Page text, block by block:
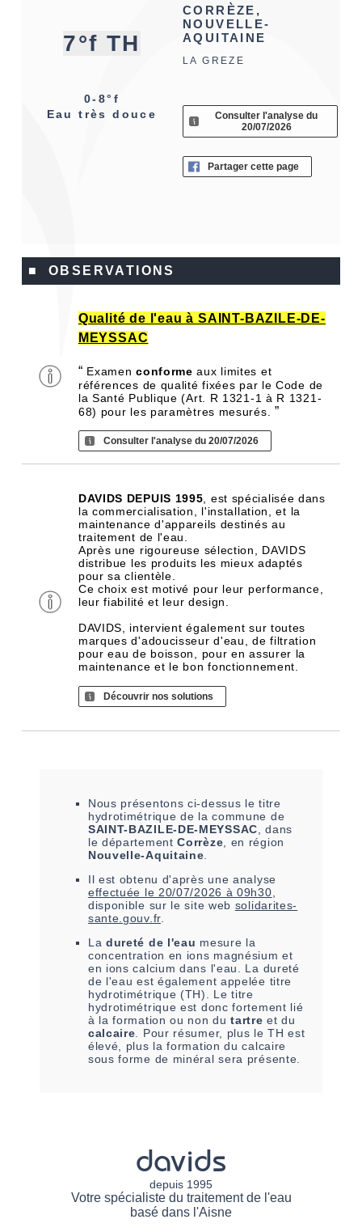
7°f TH
0-8°f
Eau très douce
CORRÈZE,
NOUVELLE-
AQUITAINE
LA GREZE
Consulter l'analyse du
20/07/2026
Partager cette page
■ OBSERVATIONS
Qualité de l'eau à SAINT-BAZILE-DE-
MEYSSAC
“ Examenconforme aux limites et
références de qualité fixées par le Code de
la Santé Publique (Art. R 1321-1 à R 1321-
68) pour les paramètres mesurés. ”
Consulter l'analyse du 20/07/2026
DAVIDS DEPUIS 1995 , est spécialisée dans
la commercialisation, l'installation, et la
maintenance d'appareils destinés au
traitement de l'eau.
Après une rigoureuse sélection, DAVIDS
distribue les produits les mieux adaptés
pour sa clientèle.
Ce choix est motivé pour leur performance,
leur fiabilité et leur design.
DAVIDS, intervient également sur toutes
marques d'adoucisseur d'eau, de filtration
pour eau de boisson, pour en assurer la
maintenance et le bon fonctionnement.
Découvrir nos solutions
Nous présentons ci-dessus le titre
hydrotimétrique de la commune de
SAINT-BAZILE-DE-MEYSSAC , dans
le départementCorrèze , en région
Nouvelle-Aquitaine
Il est obtenu d'après une analyse
effectuée le 20/07/2026 à 09h30
disponible sur le site web solidarites-
sante.gouv.fr.
La dureté de l'eau mesure la
concentration en ions magnésium et
en ions calcium dans l'eau. La dureté
de l'eau est également appelée titre
hydrotimétrique (TH). Le titre
hydrotimétrique est donc fortement lié
à la formation ou non dutartre et du
calcaire . Pour résumer, plus le TH est
élevé, plus la formation du calcaire
sous forme de minéral sera présente.
davids
depuis 1995
Votre spécialiste du traitement de l'eau
basé dans l'Aisne